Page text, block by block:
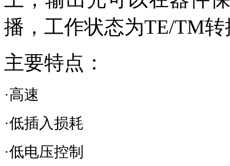
播，工作状态为TE/TM
主要特点：
·高速
·低插入损耗
·低电压控制